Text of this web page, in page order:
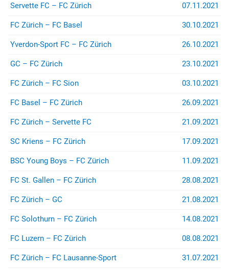
Servette FC – FC Zürich 07.11.2021
FC Zürich – FC Basel 30.10.2021
Yverdon-Sport FC – FC Zürich 26.10.2021
GC – FC Zürich 23.10.2021
FC Zürich – FC Sion 03.10.2021
FC Basel – FC Zürich 26.09.2021
FC Zürich – Servette FC 21.09.2021
SC Kriens – FC Zürich 17.09.2021
BSC Young Boys – FC Zürich 11.09.2021
FC St. Gallen – FC Zürich 28.08.2021
FC Zürich – GC 21.08.2021
FC Solothurn – FC Zürich 14.08.2021
FC Luzern – FC Zürich 08.08.2021
FC Zürich – FC Lausanne-Sport 31.07.2021